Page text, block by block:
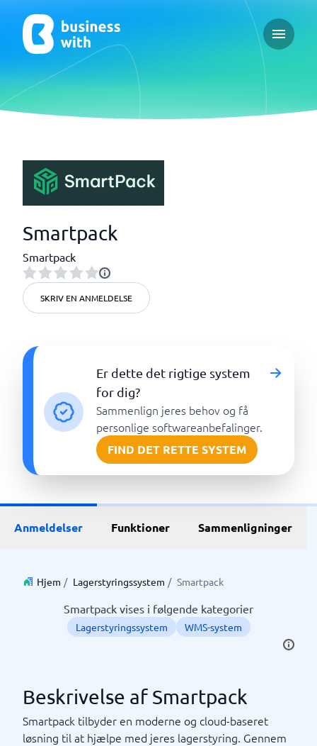
Open
Smartpack
Smartpack
SKRIV EN ANMELDELSE
Er dette det rigtige system
for dig?
Sammenlign jeres behov og få
personlige softwareanbefalinger.
FIND DET RETTE SYSTEM
Anmeldelser Funktioner Sammenligninger
Hjem / Lagerstyringssystem / Smartpack
Smartpack vises i følgende kategorier
Lagerstyringssystem WMS-system
Beskrivelse af Smartpack
Smartpack tilbyder en moderne og cloud-baseret
løsning til at hjælpe med jeres lagerstyring. Gennem